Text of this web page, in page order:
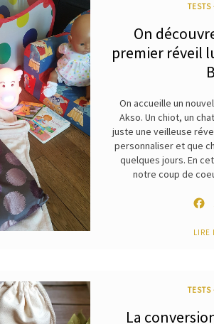
TESTS
On
premier réveil
On accueille un
Akso. Un chiot, un
juste une veilleuse
personnaliser et que
quelques jours. En
notre coup de
LIRE
TESTS
La